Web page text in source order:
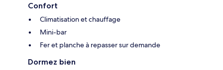
Confort
Climatisation et chauffage
Mini-bar
Fer et planche à repasser sur demande
Dormez bien